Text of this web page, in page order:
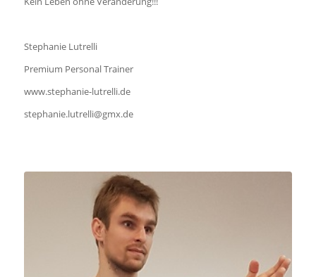
Stephanie Lutrelli
Premium Personal Trainer
www.stephanie-lutrelli.de
stephanie.lutrelli@gmx.de